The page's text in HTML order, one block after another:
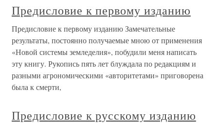
Предисловие к первому изданию
Предисловие к первому изданию Замечательные
результаты, постоянно получаемые мною от применения
«Новой системы земледелия», побудили меня написать
эту книгу. Рукопись пять лет блуждала по редакциям и
разными агрономическими «авторитетами» приговорена
была к смерти,
Предисловие к русскому изданию